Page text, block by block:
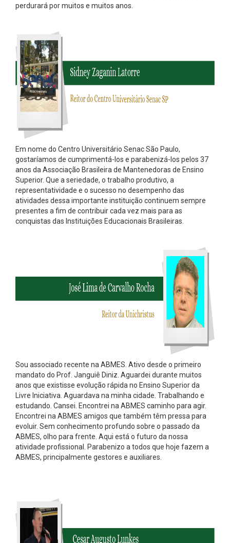
perdurará por muitos e muitos anos.
Em nome do Centro Universitário Senac São Paulo,
gostaríamos de cumprimentá-los e parabenizá-los pelos 37
anos da Associação Brasileira de Mantenedoras de Ensino
Superior. Que a seriedade, o trabalho produtivo, a
representatividade e o sucesso no desempenho das
atividades dessa importante instituição continuem sempre
presentes a fim de contribuir cada vez mais para as
conquistas das Instituições Educacionais Brasileiras.
Sou associado recente na ABMES. Ativo desde o primeiro
mandato do Prof. Janguiê Diniz. Aguardei durante muitos
anos que existisse evolução rápida no Ensino Superior da
Livre Iniciativa. Aguardava na minha cidade. Trabalhando e
estudando. Cansei. Encontrei na ABMES caminho para agir.
Encontrei na ABMES amigos que também têm pressa para
evoluir. Sem conhecimento profundo sobre o passado da
ABMES, olho para frente. Aqui está o futuro da nossa
atividade profissional. Parabenizo a todos que hoje fazem a
ABMES, principalmente gestores e auxiliares.